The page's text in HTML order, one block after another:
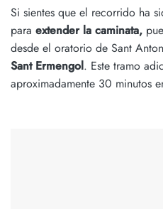
Si sientes que el recorrido ha
para extender la caminata,
desde el oratorio de Sant
Sant Ermengol. Este tramo
aproximadamente 30 minutos